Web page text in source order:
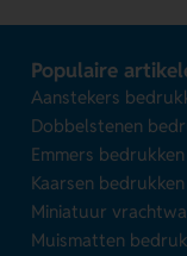
Populaire
Aanstekers
Dobbelstenen
Emmers bedrukken
Kaarsen bedrukken
Miniatuur
Muismatten